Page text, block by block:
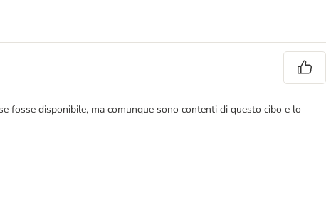
fosse disponibile, ma comunque sono contenti di questo cibo e lo